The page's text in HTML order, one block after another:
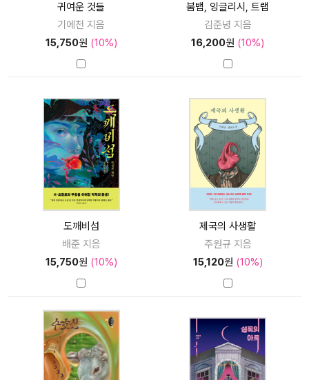
귀여운 것들
기에천 지음
15,750원 (10%)
붐뱁, 잉글리시, 트랩
김준녕 지음
16,200원 (10%)
도깨비섬
배준 지음
15,750원 (10%)
제국의 사생활
주원규 지음
15,120원 (10%)